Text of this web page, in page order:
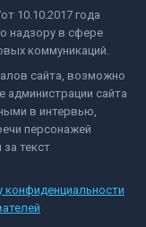
10.10.2017 года
надзору в сфере
коммуникаций.
сайта, возможно
администрации сайта
в интервью,
персонажей
за текст
конфиденциальности